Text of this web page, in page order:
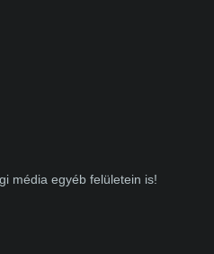
média egyéb felületein is!